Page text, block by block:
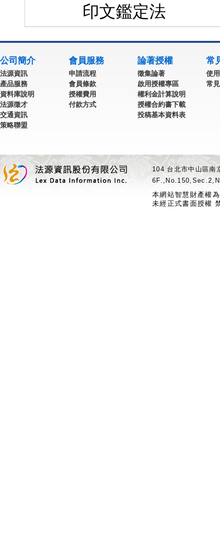
印文鑑定法
公司簡介
法源資訊
產品服務
資料庫說明
法源徵才
交通資訊
策略聯盟
會員服務
申請流程
會員條款
授權費用
付款方式
論著授權
徵集論著
啟用授權專區
權利金計算說明
授權合約書下載
投稿基本資料表
常
使
常
104 台北市中山區
本網站智慧財產權
未經正式書面授權